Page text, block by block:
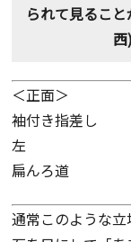
られて見るこ
＜正面＞
袖付き指差し
左
扁んろ道
通常このような